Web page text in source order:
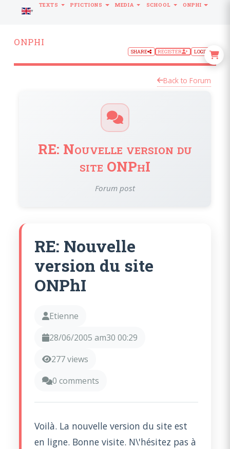
ONPHI
SHARE REGISTER LOGIN
Back to Forum
RE: Nouvelle version du
site ONPhI
Forum post
RE: Nouvelle
version du site
ONPhI
Etienne
28/06/2005 am30 00:29
277 views
0 comments
Voilà. La nouvelle version du site est
en ligne. Bonne visite. N\'hésitez pas à
LANGUAGE
TEXTS PFICTIONS MEDIA SCHOOL ONPHI